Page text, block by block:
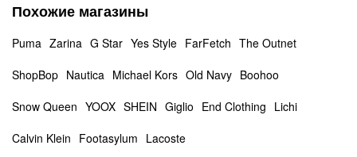
Похожие магазины
Puma Zarina G Star Yes Style FarFetch The Outnet
ShopBop Nautica Michael Kors Old Navy Boohoo
Snow Queen YOOX SHEIN Giglio End Clothing Lichi
Calvin Klein Footasylum Lacoste